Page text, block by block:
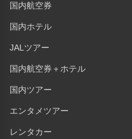
国内航空券
国内ホテル
JALツアー
国内航空券＋ホテル
国内ツアー
エンタメツアー
レンタカー